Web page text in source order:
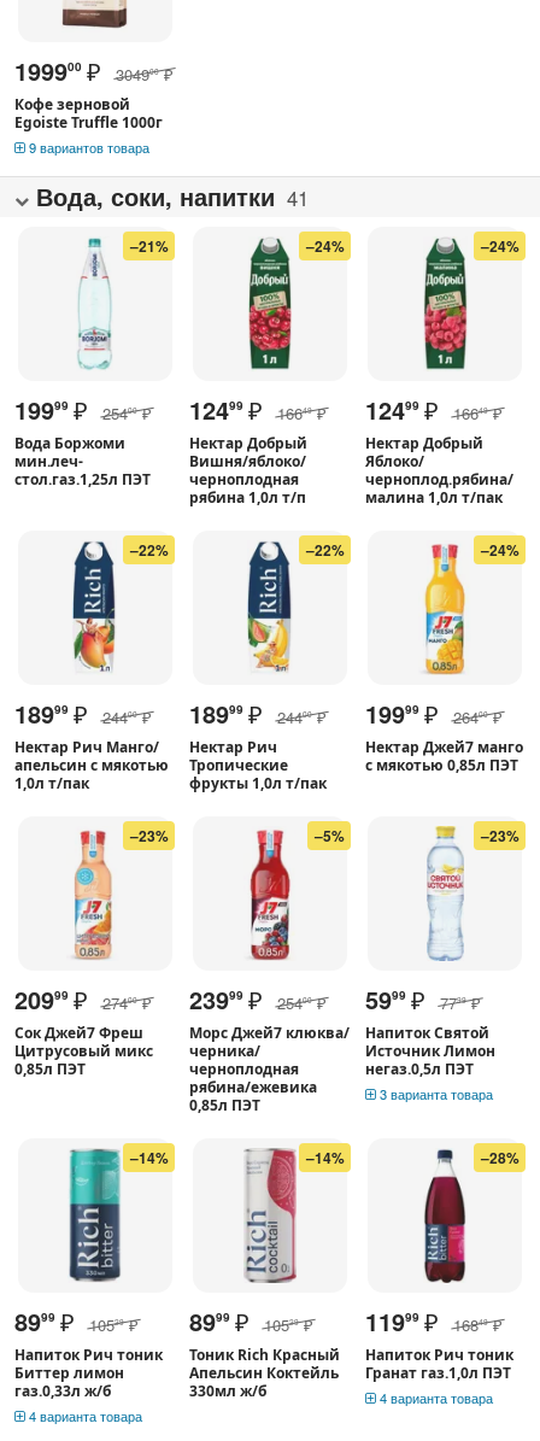
199900 ₽ 304900 ₽
Кофе зерновой
Egoiste Truffle 1000г
9 вариантов товара
Вода, соки, напитки 41
–21%
19999 ₽ 25400 ₽
Вода Боржоми
мин.леч-
стол.газ.1,25л ПЭТ
–24%
12499 ₽ 16649 ₽
Нектар Добрый
Вишня/яблоко/
черноплодная
рябина 1,0л т/п
–24%
12499 ₽ 16649 ₽
Нектар Добрый
Яблоко/
черноплод.рябина/
малина 1,0л т/пак
–22%
18999 ₽ 24400 ₽
Нектар Рич Манго/
апельсин с мякотью
1,0л т/пак
–22%
18999 ₽ 24400 ₽
Нектар Рич
Тропические
фрукты 1,0л т/пак
–24%
19999 ₽ 26400 ₽
Нектар Джей7 манго
с мякотью 0,85л ПЭТ
–23%
20999 ₽ 27400 ₽
Сок Джей7 Фреш
Цитрусовый микс
0,85л ПЭТ
–5%
23999 ₽ 25400 ₽
Морс Джей7 клюква/
черника/
черноплодная
рябина/ежевика
0,85л ПЭТ
–23%
5999 ₽ 7799 ₽
Напиток Святой
Источник Лимон
негаз.0,5л ПЭТ
3 варианта товара
–14%
8999 ₽ 10529 ₽
Напиток Рич тоник
Биттер лимон
газ.0,33л ж/б
4 варианта товара
–14%
8999 ₽ 10529 ₽
Тоник Rich Красный
Апельсин Коктейль
330мл ж/б
–28%
11999 ₽ 16849 ₽
Напиток Рич тоник
Гранат газ.1,0л ПЭТ
4 варианта товара